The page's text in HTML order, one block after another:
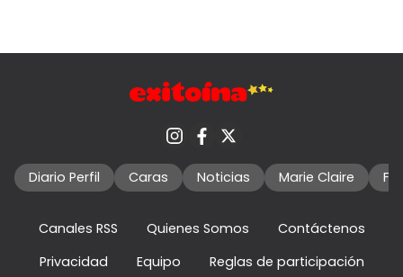
Diario Perfil Caras Noticias Marie Claire
Canales RSS Quienes Somos
Contáctenos
Privacidad
Equipo Reglas de participación